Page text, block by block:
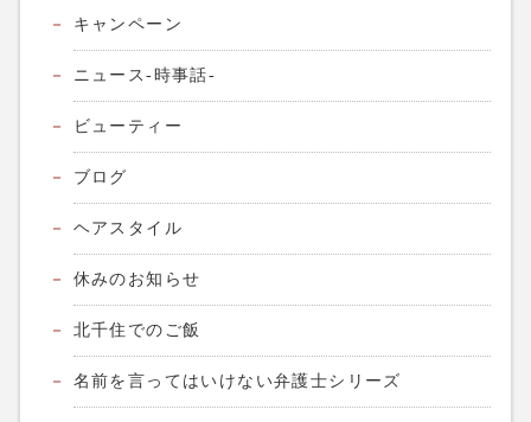
キャンペーン
ニュース-時事話-
ビューティー
ブログ
ヘアスタイル
休みのお知らせ
北千住でのご飯
名前を言ってはいけない弁護士シリーズ